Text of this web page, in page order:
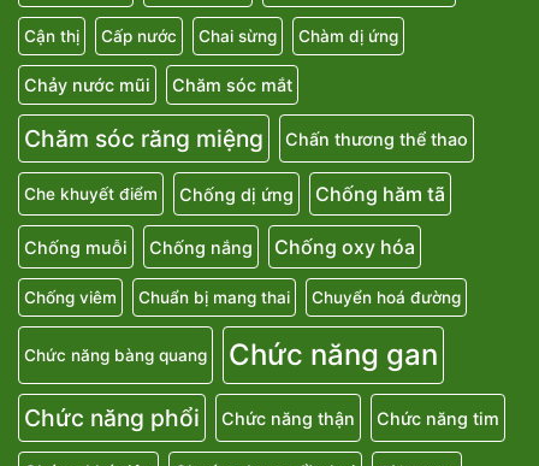
Cận thị Cấp nước Chai sừng Chàm dị ứng
Chảy nước mũi Chăm sóc mắt
Chăm sóc răng miệng Chấn thương thể thao
Che khuyết điểm Chống dị ứng Chống hăm tã
Chống muỗi Chống nắng Chống oxy hóa
Chống viêm Chuẩn bị mang thai Chuyển hoá đường
Chức năng bàng quang Chức năng gan
Chức năng phổi Chức năng thận Chức năng tim